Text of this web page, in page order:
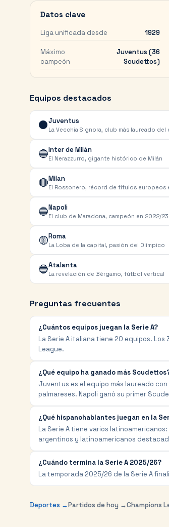
Datos clave
Liga unificada desde 1929
Máximo
campeón
Juventus (36
Scudettos)
Equipos destacados
⚫Juventus
La Vecchia Signora, club más laureado del
🔵Inter de Milán
El Nerazzurro, gigante histórico de Milán
🔴Milan
El Rossonero, récord de títulos europeos
🔵Napoli
El club de Maradona, campeón en 2022/23
🟡Roma
La Loba de la capital, pasión del Olímpico
🔵Atalanta
La revelación de Bérgamo, fútbol vertical
Preguntas frecuentes
¿Cuántos equipos juegan la Serie A?
La Serie A italiana tiene 20 equipos.
League.
¿Qué equipo ha ganado más
Juventus es el equipo más laureado
palmareses. Napoli ganó su primer
¿Qué hispanohablantes juegan en la
La Serie A tiene varios
argentinos y latinoamericanos
¿Cuándo termina la Serie A 2025/26?
La temporada 2025/26 de la Serie A
Deportes →Partidos de hoy →Champions